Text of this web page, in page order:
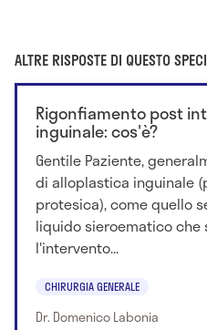
ALTRE RISPOSTE DI QUESTO
Rigonfiamento post
inguinale: cos'è?
Gentile Paziente,
di alloplastica inguinale
protesica), come quello
liquido sieroematico
l'intervento...
CHIRURGIA GENERALE
Dr. Domenico Labonia